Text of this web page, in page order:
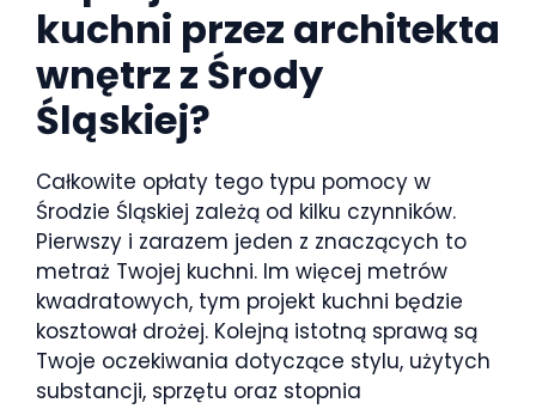
kuchni przez architekta
wnętrz z Środy
Śląskiej?
Całkowite opłaty tego typu pomocy w
Środzie Śląskiej zależą od kilku czynników.
Pierwszy i zarazem jeden z znaczących to
metraż Twojej kuchni. Im więcej metrów
kwadratowych, tym projekt kuchni będzie
kosztował drożej. Kolejną istotną sprawą są
Twoje oczekiwania dotyczące stylu, użytych
substancji, sprzętu oraz stopnia